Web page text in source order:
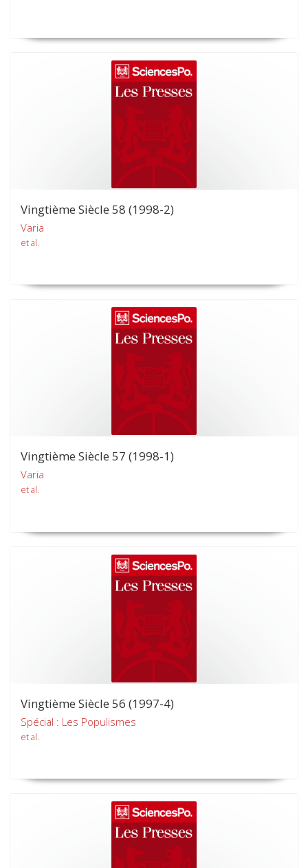
Vingtième Siècle 58 (1998-2)
Varia
et al.
Vingtième Siècle 57 (1998-1)
Varia
et al.
Vingtième Siècle 56 (1997-4)
Spécial : Les Populismes
et al.